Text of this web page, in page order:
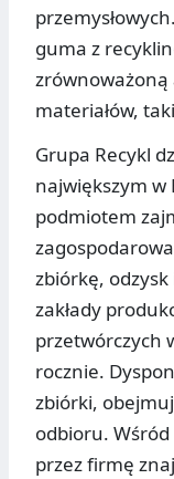
guma z
materiałów,
Grupa Recykl
największym w
podmiotem
zbiórkę, odzysk
zakłady
przetwórczych
rocznie.
zbiórki,
odbioru.
przez firmę